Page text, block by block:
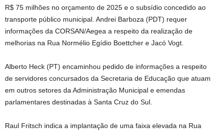
R$ 75 milhões no orçamento de 2025 e o subsídio concedido ao
transporte público municipal. Andrei Barboza (PDT) requer
informações da CORSAN/Aegea a respeito da realização de
melhorias na Rua Normélio Egídio Boettcher e Jacó Vogt.
Alberto Heck (PT) encaminhou pedido de informações a respeito
de servidores concursados da Secretaria de Educação que atuam
em outros setores da Administração Municipal e emendas
parlamentares destinadas à Santa Cruz do Sul.
Raul Fritsch indica a implantação de uma faixa elevada na Rua